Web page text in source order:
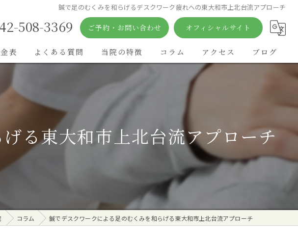
鍼で足のむくみを和らげるデスクワーク疲れへの東大和市上北台流アプローチ
508-3369 ご予約・お問い合わせ オフィシャルサイト
表 よくある質問 当院の特徴
矯正
鍼灸
カイロプラクティック
コラム アクセス ブログ
る東大和市上北台流アプローチ
コラム 鍼でデスクワークによる足のむくみを和らげる東大和市上北台流アプローチ